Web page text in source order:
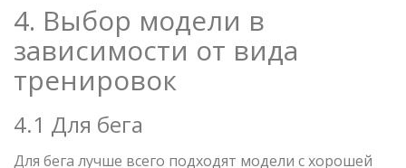
4. Выбор модели в
зависимости от вида
тренировок
4.1 Для бега
Для бега лучше всего подходят модели с хорошей